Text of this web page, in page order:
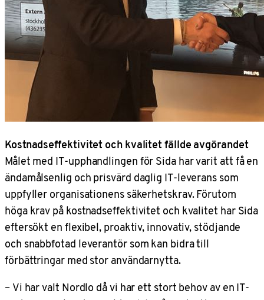
Kostnadseffektivitet och kvalitet fällde avgörandet
Målet med IT-upphandlingen för Sida har varit att få en
ändamålsenlig och prisvärd daglig IT-leverans som
uppfyller organisationens säkerhetskrav. Förutom
höga krav på kostnadseffektivitet och kvalitet har Sida
eftersökt en flexibel, proaktiv, innovativ, stödjande
och snabbfotad leverantör som kan bidra till
förbättringar med stor användarnytta.
–Vi har valt Nordlo då vi har ett stort behov av en IT-